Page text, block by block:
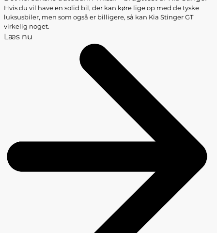
Hvis du vil have en solid bil, der kan køre lige op med de tyske
luksusbiler, men som også er billigere, så kan Kia Stinger GT
virkelig noget.
Læs nu